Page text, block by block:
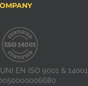
EN ISO 9001 & 14001